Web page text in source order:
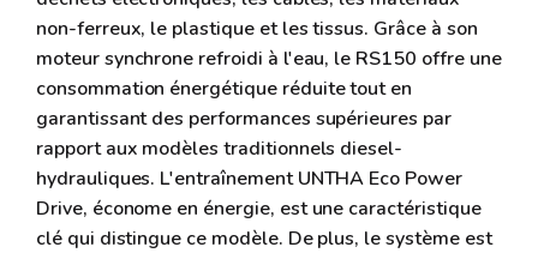
non-ferreux, le plastique et les tissus. Grâce à son
moteur synchrone refroidi à l'eau, le RS150 offre une
consommation énergétique réduite tout en
garantissant des performances supérieures par
rapport aux modèles traditionnels diesel-
hydrauliques. L'entraînement UNTHA Eco Power
Drive, économe en énergie, est une caractéristique
clé qui distingue ce modèle. De plus, le système est